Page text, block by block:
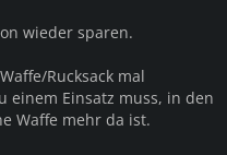
wieder sparen.
Rucksack mal
einem Einsatz muss, in den
Waffe mehr da ist.